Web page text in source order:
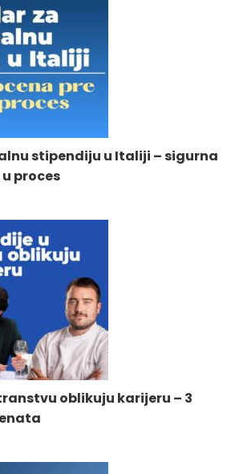
stipendiju u Italiji – sigurna
proces
oblikuju karijeru – 3